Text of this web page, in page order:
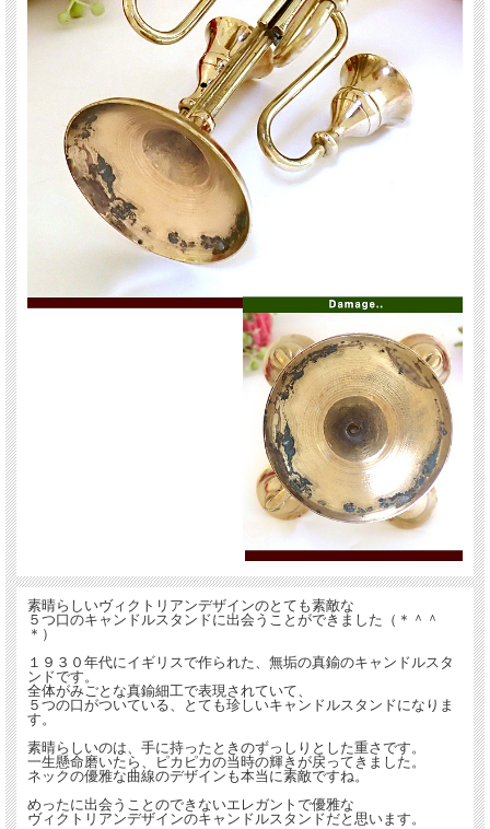
素晴らしいヴィクトリアンデザインのとても素敵な
５つ口のキャンドルスタンドに出会うことができました（＊＾＾
＊）
１９３０年代にイギリスで作られた、無垢の真鍮のキャンドルスタ
ンドです。
全体がみごとな真鍮細工で表現されていて、
５つの口がついている、とても珍しいキャンドルスタンドになりま
す。
素晴らしいのは、手に持ったときのずっしりとした重さです。
一生懸命磨いたら、ピカピカの当時の輝きが戻ってきました。
ネックの優雅な曲線のデザインも本当に素敵ですね。
めったに出会うことのできないエレガントで優雅な
ヴィクトリアンデザインのキャンドルスタンドだと思います。